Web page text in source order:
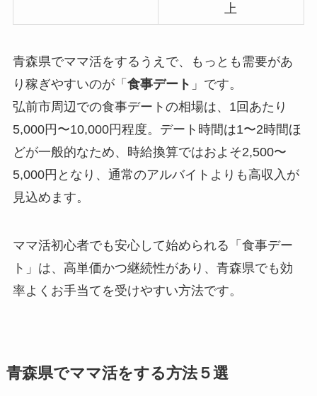
上
青森県でママ活をするうえで、もっとも需要があ
り稼ぎやすいのが「 食事デート 」です。
弘前市周辺での食事デートの相場は、1回あたり
5,000円〜10,000円程度。デート時間は1〜2時間ほ
どが一般的なため、時給換算ではおよそ2,500〜
5,000円となり、通常のアルバイトよりも高収入が
見込めます。
ママ活初心者でも安心して始められる「食事デー
ト」は、高単価かつ継続性があり、青森県でも効
率よくお手当てを受けやすい方法です。
青森県でママ活をする方法５選